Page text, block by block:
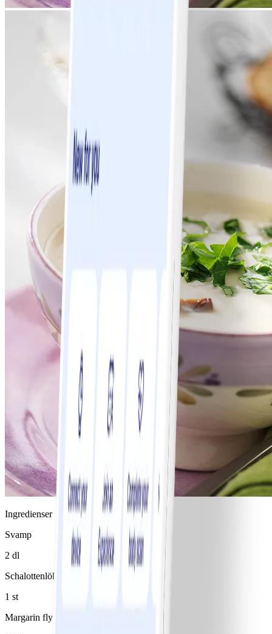
Ingredienser
Svamp
2 dl
Schalottenlök
1 st
Margarin flytande 80%